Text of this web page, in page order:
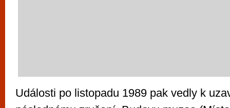
Události po listopadu 1989 pak vedly k